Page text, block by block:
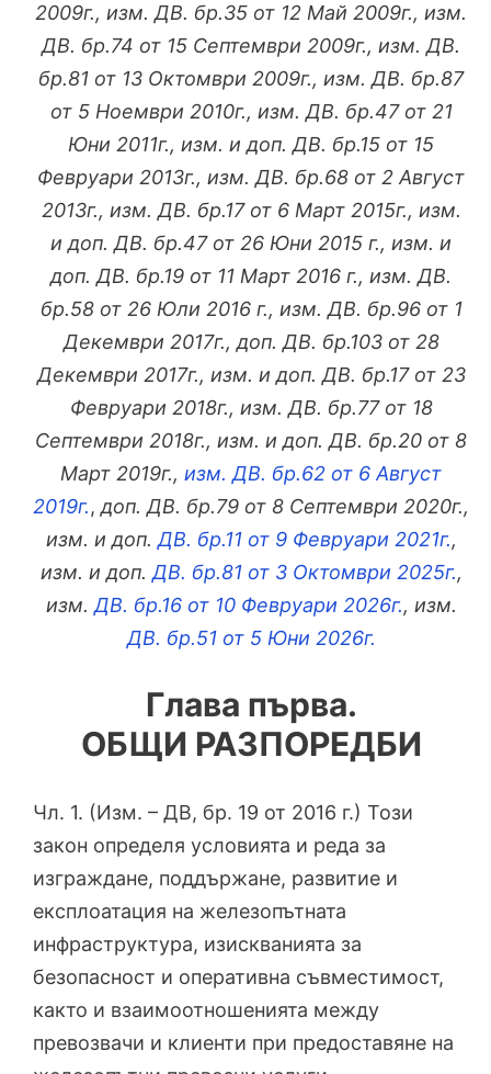
2009г., изм. ДВ. бр.35 от 12 Май 2009г., изм.
ДВ. бр.74 от 15 Септември 2009г., изм. ДВ.
бр.81 от 13 Октомври 2009г., изм. ДВ. бр.87
от 5 Ноември 2010г., изм. ДВ. бр.47 от 21
Юни 2011г., изм. и доп. ДВ. бр.15 от 15
Февруари 2013г., изм. ДВ. бр.68 от 2 Август
2013г., изм. ДВ. бр.17 от 6 Март 2015г., изм.
и доп. ДВ. бр.47 от 26 Юни 2015 г., изм. и
доп. ДВ. бр.19 от 11 Март 2016 г., изм. ДВ.
бр.58 от 26 Юли 2016 г., изм. ДВ. бр.96 от 1
Декември 2017г., доп. ДВ. бр.103 от 28
Декември 2017г., изм. и доп. ДВ. бр.17 от 23
Февруари 2018г., изм. ДВ. бр.77 от 18
Септември 2018г., изм. и доп. ДВ. бр.20 от 8
Март 2019г., изм. ДВ. бр.62 от 6 Август
2019г., доп. ДВ. бр.79 от 8 Септември 2020г.,
изм. и доп. ДВ. бр.11 от 9 Февруари 2021г.,
изм. и доп. ДВ. бр.81 от 3 Октомври 2025г.,
изм. ДВ. бр.16 от 10 Февруари 2026г., изм.
ДВ. бр.51 от 5 Юни 2026г.
Глава първа.
ОБЩИ РАЗПОРЕДБИ
Чл. 1. (Изм. – ДВ, бр. 19 от 2016 г.) Този
закон определя условията и реда за
изграждане, поддържане, развитие и
експлоатация на железопътната
инфраструктура, изискванията за
безопасност и оперативна съвместимост,
както и взаимоотношенията между
превозвачи и клиенти при предоставяне на